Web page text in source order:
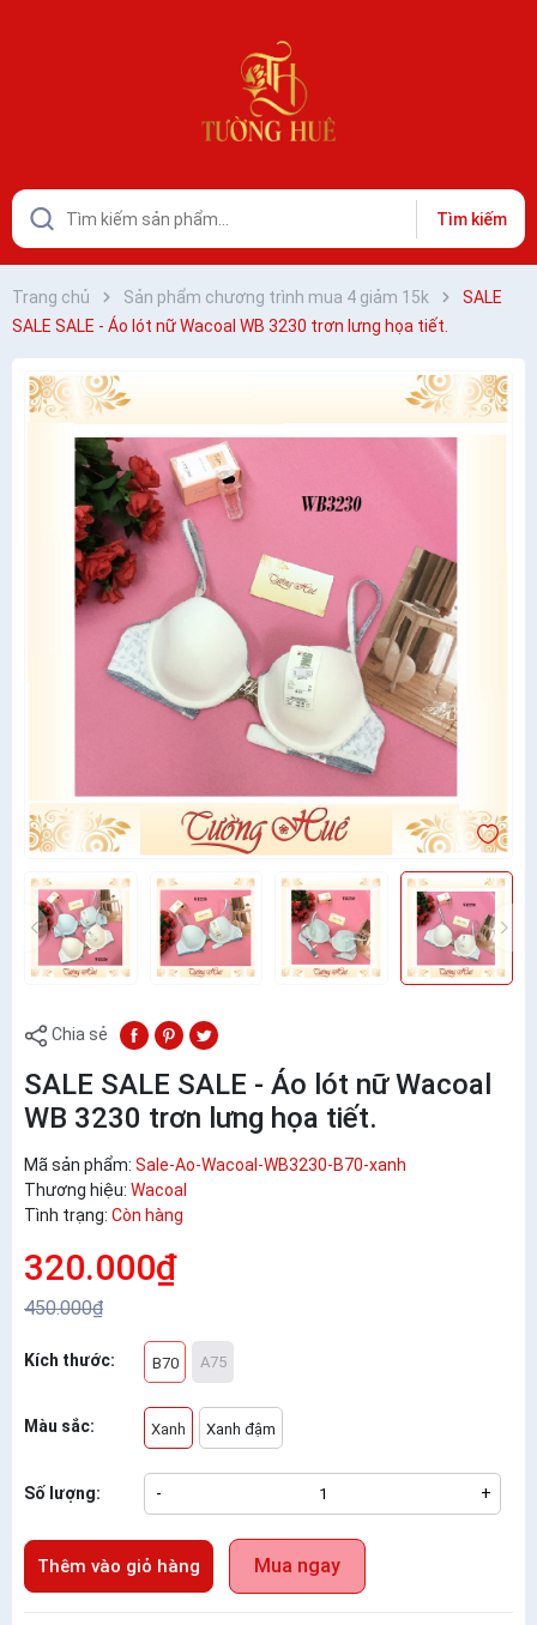
Tìm kiếm
Trang chủ Sản phẩm chương trình mua 4 giảm 15k
SALE
SALE SALE - Áo lót nữ Wacoal WB 3230 trơn lưng họa tiết.
Chia sẻ
SALE SALE SALE - Áo lót nữ Wacoal
WB 3230 trơn lưng họa tiết.
Mã sản phẩm: Sale-Ao-Wacoal-WB3230-B70-xanh
Thương hiệu: Wacoal
Tình trạng: Còn hàng
320.000₫
450.000₫
Kích thước: B70 A75
Màu sắc: Xanh Xanh đậm
Số lượng: - +
Thêm vào giỏ hàng Mua ngay